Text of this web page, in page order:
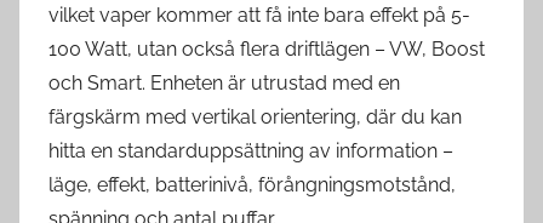
vilket vaper kommer att få inte bara effekt på 5-
100 Watt, utan också flera driftlägen – VW, Boost
och Smart. Enheten är utrustad med en
färgskärm med vertikal orientering, där du kan
hitta en standarduppsättning av information –
läge, effekt, batterinivå, förångningsmotstånd,
spänning och antal puffar.